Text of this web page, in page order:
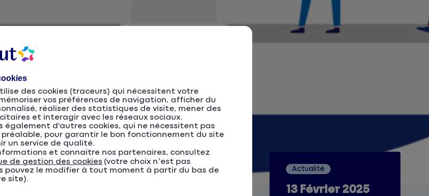
Actualité
13 Février 2025
des cookies (traceurs) qui nécessitent votre
vos préférences de navigation, afficher du
réaliser des statistiques de visite, mener des
et interagir avec les réseaux sociaux.
également d'autres cookies, qui ne nécessitent pas
pour garantir le bon fonctionnement du site
un service de qualité.
et connaitre nos partenaires, consultez
de gestion des cookies (votre choix n’est pas
pouvez le modifier à tout moment à partir du bas de
site).